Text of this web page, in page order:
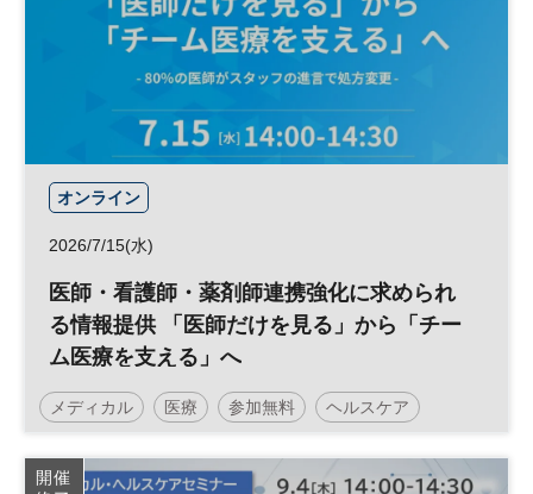
オンライン
2026/7/15(水)
医師・看護師・薬剤師連携強化に求められ
る情報提供 「医師だけを見る」から「チー
ム医療を支える」へ
メディカル 医療 参加無料 ヘルスケア
開催